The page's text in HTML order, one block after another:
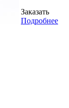
Заказать
Подробнее